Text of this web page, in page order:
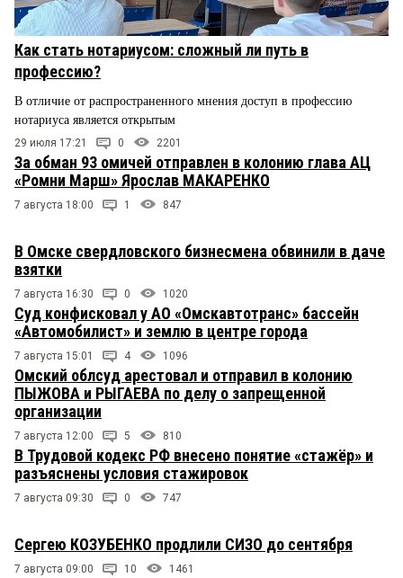
Как стать нотариусом: сложный ли путь в
профессию?
В отличие от распространенного мнения доступ в профессию
нотариуса является открытым
29 июля 17:21 0 2201
За обман 93 омичей отправлен в колонию глава АЦ
«Ромни Марш» Ярослав МАКАРЕНКО
7 августа 18:00 1 847
В Омске свердловского бизнесмена обвинили в даче
взятки
7 августа 16:30 0 1020
Суд конфисковал у АО «Омскавтотранс» бассейн
«Автомобилист» и землю в центре города
7 августа 15:01 4 1096
Омский облсуд арестовал и отправил в колонию
ПЫЖОВА и РЫГАЕВА по делу о запрещенной
организации
7 августа 12:00 5 810
В Трудовой кодекс РФ внесено понятие «стажёр» и
разъяснены условия стажировок
7 августа 09:30 0 747
Сергею КОЗУБЕНКО продлили СИЗО до сентября
7 августа 09:00 10 1461